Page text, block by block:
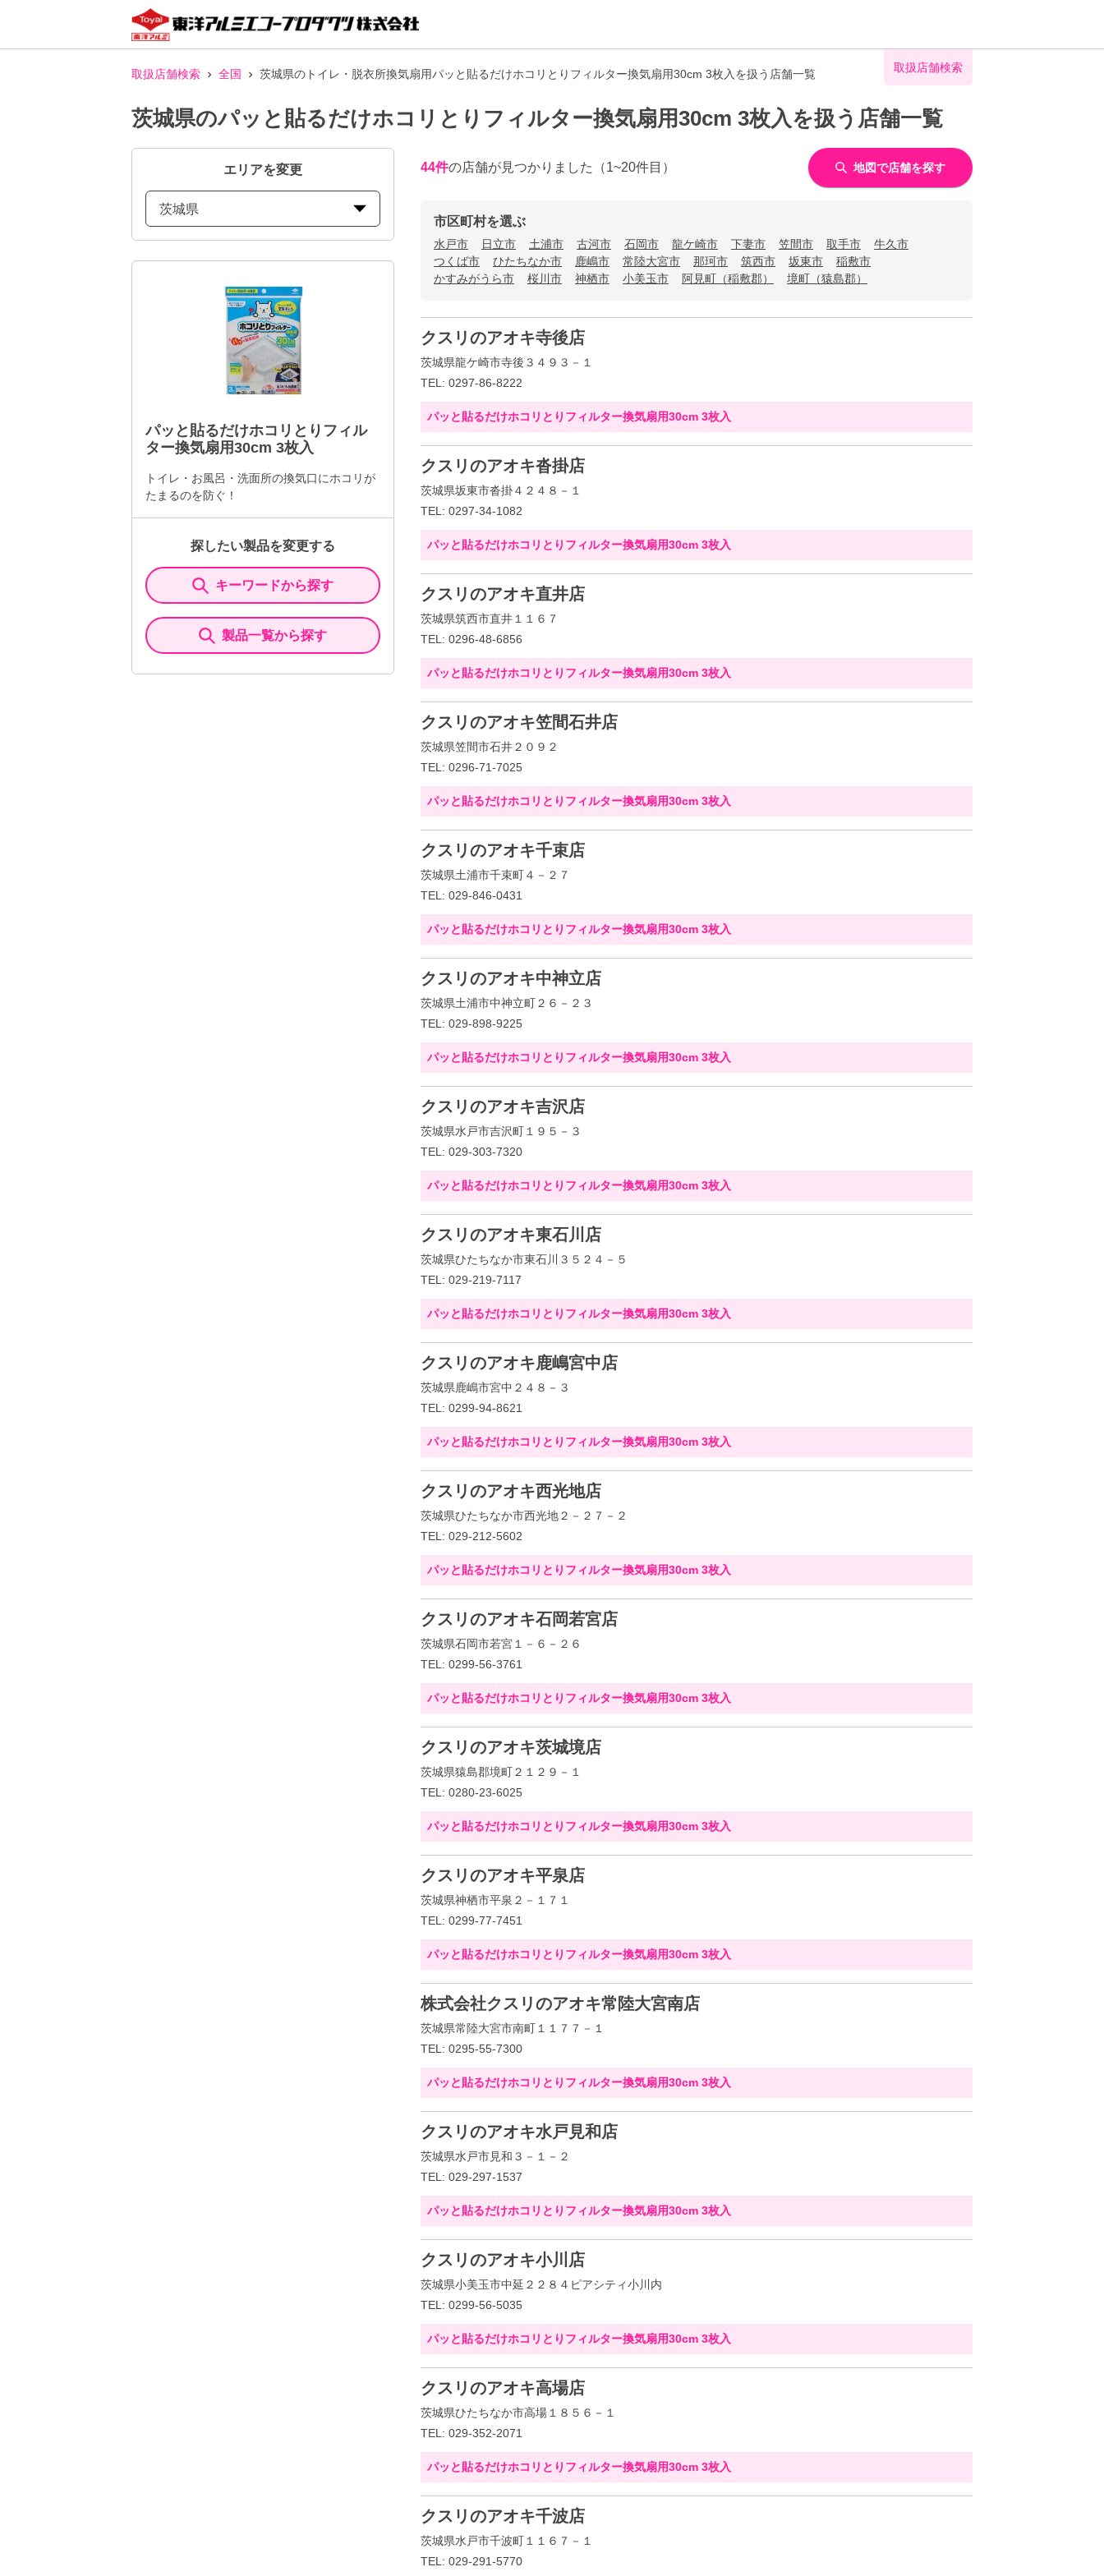
取扱店舗検索 全国 茨城県のトイレ・脱衣所換気扇用パッと貼るだけホコリとりフィルター換気扇用30cm 3枚入を扱う店舗一覧 取扱店舗検索
茨城県のパッと貼るだけホコリとりフィルター換気扇用30cm 3枚入を扱う店舗一覧
エリアを変更
茨城県
パッと貼るだけホコリとりフィル
ター換気扇用30cm 3枚入
トイレ・お風呂・洗面所の換気口にホコリが
たまるのを防ぐ！
探したい製品を変更する
キーワードから探す
製品一覧から探す
44件の店舗が見つかりました （1~20件目） 地図で店舗を探す
市区町村を選ぶ
水戸市 日立市 土浦市 古河市 石岡市 龍ケ崎市 下妻市 笠間市 取手市
牛久市
つくば市
ひたちなか市 鹿嶋市 常陸大宮市 那珂市 筑西市 坂東市
稲敷市
かすみがうら市
桜川市 神栖市 小美玉市 阿見町（稲敷郡） 境町（猿島郡）
クスリのアオキ寺後店
茨城県龍ケ崎市寺後３４９３－１
TEL: 0297-86-8222
パッと貼るだけホコリとりフィルター換気扇用30cm 3枚入
クスリのアオキ沓掛店
茨城県坂東市沓掛４２４８－１
TEL: 0297-34-1082
パッと貼るだけホコリとりフィルター換気扇用30cm 3枚入
クスリのアオキ直井店
茨城県筑西市直井１１６７
TEL: 0296-48-6856
パッと貼るだけホコリとりフィルター換気扇用30cm 3枚入
クスリのアオキ笠間石井店
茨城県笠間市石井２０９２
TEL: 0296-71-7025
パッと貼るだけホコリとりフィルター換気扇用30cm 3枚入
クスリのアオキ千束店
茨城県土浦市千束町４－２７
TEL: 029-846-0431
パッと貼るだけホコリとりフィルター換気扇用30cm 3枚入
クスリのアオキ中神立店
茨城県土浦市中神立町２６－２３
TEL: 029-898-9225
パッと貼るだけホコリとりフィルター換気扇用30cm 3枚入
クスリのアオキ吉沢店
茨城県水戸市吉沢町１９５－３
TEL: 029-303-7320
パッと貼るだけホコリとりフィルター換気扇用30cm 3枚入
クスリのアオキ東石川店
茨城県ひたちなか市東石川３５２４－５
TEL: 029-219-7117
パッと貼るだけホコリとりフィルター換気扇用30cm 3枚入
クスリのアオキ鹿嶋宮中店
茨城県鹿嶋市宮中２４８－３
TEL: 0299-94-8621
パッと貼るだけホコリとりフィルター換気扇用30cm 3枚入
クスリのアオキ西光地店
茨城県ひたちなか市西光地２－２７－２
TEL: 029-212-5602
パッと貼るだけホコリとりフィルター換気扇用30cm 3枚入
クスリのアオキ石岡若宮店
茨城県石岡市若宮１－６－２６
TEL: 0299-56-3761
パッと貼るだけホコリとりフィルター換気扇用30cm 3枚入
クスリのアオキ茨城境店
茨城県猿島郡境町２１２９－１
TEL: 0280-23-6025
パッと貼るだけホコリとりフィルター換気扇用30cm 3枚入
クスリのアオキ平泉店
茨城県神栖市平泉２－１７１
TEL: 0299-77-7451
パッと貼るだけホコリとりフィルター換気扇用30cm 3枚入
株式会社クスリのアオキ常陸大宮南店
茨城県常陸大宮市南町１１７７－１
TEL: 0295-55-7300
パッと貼るだけホコリとりフィルター換気扇用30cm 3枚入
クスリのアオキ水戸見和店
茨城県水戸市見和３－１－２
TEL: 029-297-1537
パッと貼るだけホコリとりフィルター換気扇用30cm 3枚入
クスリのアオキ小川店
茨城県小美玉市中延２２８４ピアシティ小川内
TEL: 0299-56-5035
パッと貼るだけホコリとりフィルター換気扇用30cm 3枚入
クスリのアオキ高場店
茨城県ひたちなか市高場１８５６－１
TEL: 029-352-2071
パッと貼るだけホコリとりフィルター換気扇用30cm 3枚入
クスリのアオキ千波店
茨城県水戸市千波町１１６７－１
TEL: 029-291-5770